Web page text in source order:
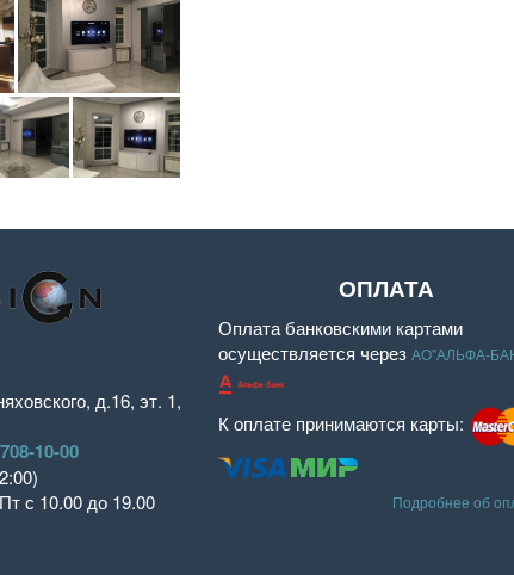
д.16, эт. 1,
10-00
с 10.00 до 19.00
ОПЛАТА
Оплата банковскими картами
осуществляется черезАО"АЛЬФА-
К оплате принимаются карты:
Подробнее об